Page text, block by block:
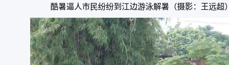
酷暑逼人市民纷纷到江边游泳解暑（摄影：王远超）